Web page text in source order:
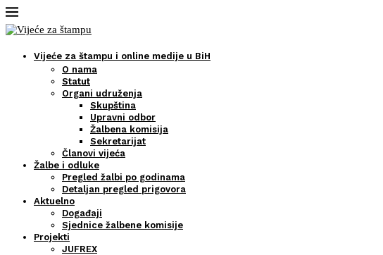
Vijeće za štampu i online medije u BiH
O nama
Statut
Organi udruženja
Skupština
Upravni odbor
Žalbena komisija
Sekretarijat
Članovi vijeća
Žalbe i odluke
Pregled žalbi po godinama
Detaljan pregled prigovora
Aktuelno
Događaji
Sjednice žalbene komisije
Projekti
JUFREX